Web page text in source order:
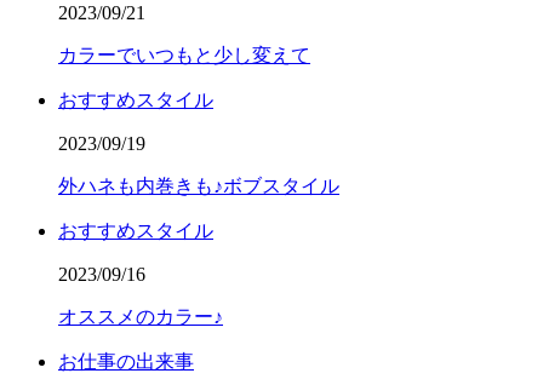
2023/09/21
カラーでいつもと少し変えて
おすすめスタイル
2023/09/19
外ハネも内巻きも♪ボブスタイル
おすすめスタイル
2023/09/16
オススメのカラー♪
お仕事の出来事